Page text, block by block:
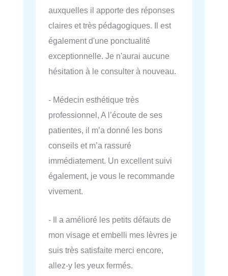
auxquelles il apporte des réponses
claires et très pédagogiques. Il est
également d'une ponctualité
exceptionnelle. Je n'aurai aucune
hésitation à le consulter à nouveau.
- Médecin esthétique très
professionnel, A l’écoute de ses
patientes, il m’a donné les bons
conseils et m’a rassuré
immédiatement. Un excellent suivi
également, je vous le recommande
vivement.
- Il a amélioré les petits défauts de
mon visage et embelli mes lèvres je
suis très satisfaite merci encore,
allez-y les yeux fermés.